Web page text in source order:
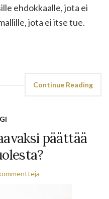
ehdokkaalle, jota ei
jota ei itse tue.
Continue Reading
päättää